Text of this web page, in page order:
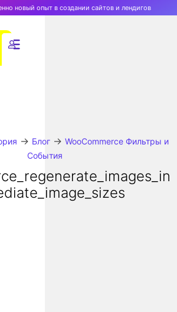
новый опыт в создании сайтов и лендигов
→ Блог→ WooCommerce Фильтры и
События